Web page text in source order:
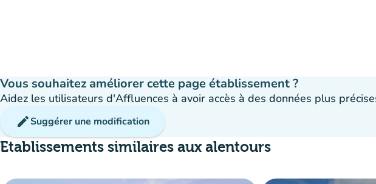
Vous souhaitez améliorer cette page établissement ?
Aidez les utilisateurs d'Affluences à avoir accès à des données plus
editSuggérer une modification
Etablissements similaires aux alentours